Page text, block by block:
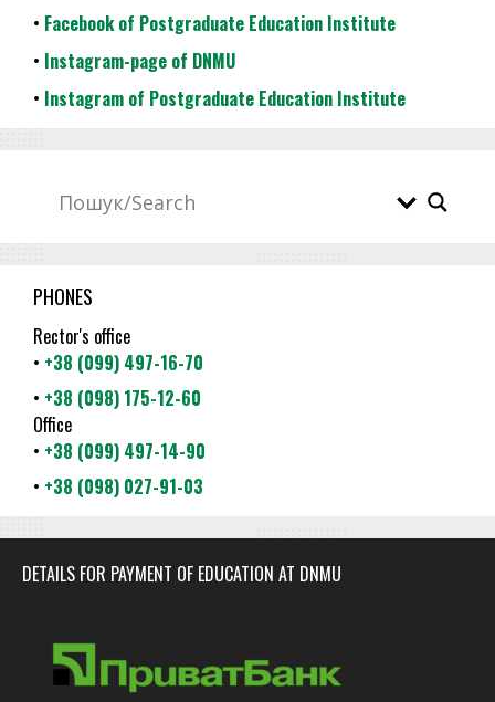
• Facebook of Postgraduate Education Institute
• Instagram-page of DNMU
• Instagram of Postgraduate Education Institute
PHONES
Rector's office
• +38 (099) 497-16-70
• +38 (098) 175-12-60
Office
• +38 (099) 497-14-90
• +38 (098) 027-91-03
DETAILS FOR PAYMENT OF EDUCATION AT DNMU